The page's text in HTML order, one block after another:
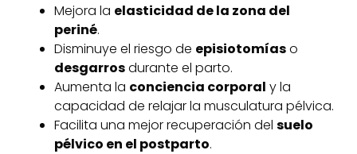
Mejora la elasticidad de la zona del
periné.
Disminuye el riesgo de episiotomíaso
desgarrosdurante el parto.
Aumenta la conciencia corporal y la
capacidad de relajar la musculatura pélvica.
Facilita una mejor recuperación del suelo
pélvico en el postparto.